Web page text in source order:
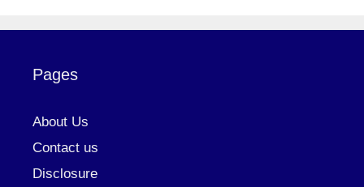
Pages
About Us
Contact us
Disclosure